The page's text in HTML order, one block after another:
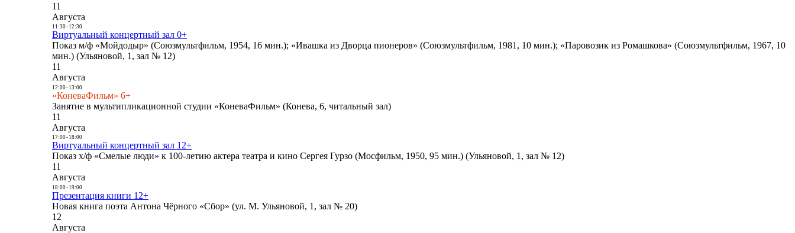
11
Августа
11:30- 12:30
Виртуальный концертный зал 0+
Показ м/ф «Мойдодыр» (Союзмультфильм, 1954, 16 мин.); «Ивашка из Дворца пионеров» (Союзмультфильм, 1981, 10 мин.); «Паровозик из Ромашкова» (Союзмультфильм, 1967, 10
мин.) (Ульяновой, 1, зал № 12)
11
Августа
12:00- 13:00
«КоневаФильм» 6+
Занятие в мультипликационной студии «КоневаФильм» (Конева, 6, читальный зал)
11
Августа
17:00- 18:00
Виртуальный концертный зал 12+
Показ х/ф «Смелые люди» к 100-летию актера театра и кино Сергея Гурзо (Мосфильм, 1950, 95 мин.) (Ульяновой, 1, зал № 12)
11
Августа
18:00- 19:00
Презентация книги 12+
Новая книга поэта Антона Чёрного «Сбор» (ул. М. Ульяновой, 1, зал № 20)
12
Августа